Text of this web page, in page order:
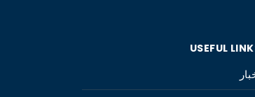
USEFUL